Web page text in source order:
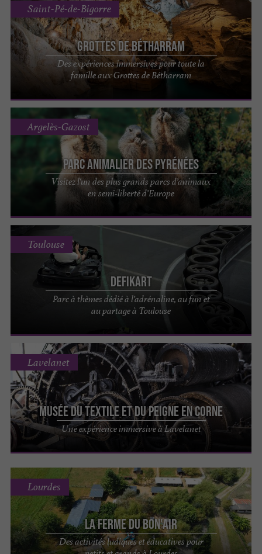
Grottes de Bétharram
Des expériences immersives pour toute la
famille aux Grottes de Bétharram
Saint-Pé-de-Bigorre
Parc Animalier des Pyrénées
Visitez l'un des plus grands parcs d’animaux
en semi-liberté d’Europe
Argelès-Gazost
DefiKart
Parc à thèmes dédié à l’adrénaline, au fun et
au partage à Toulouse
Toulouse
Musée du Textile et du peigne en corne
Une expérience immersive à Lavelanet
Lavelanet
La Ferme du Bon'Air
Des activités ludiques et éducatives pour
Lourdes